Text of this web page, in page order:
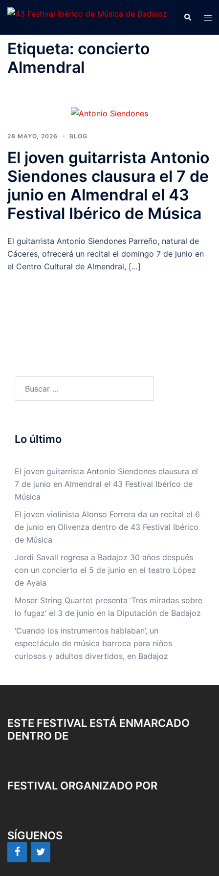
Saltar
Buscar
Etiqueta: concierto
Almendral
28 MAYO, 2026 BLOG
El joven guitarrista Antonio
Siendones clausura el 7 de
junio en Almendral el 43
Festival Ibérico de Música
El guitarrista Antonio Siendones Parreño, natural de
Cáceres, ofrecerá un recital el domingo 7 de junio en
el Centro Cultural de Almendral, […]
Lo último
El joven guitarrista Antonio Siendones clausura el
7 de junio en Almendral el 43 Festival Ibérico de
Música
El joven violinista Alonso Ferrera da un recital el 6
de junio en Olivenza dentro de 43 Festival Ibérico
de Música
Jordi Savall regresa a Badajoz 30 años después
con un concierto el 5 de junio en el teatro López
de Ayala
Moser String Quartet presenta ‘Tres miradas sobre
lo fugaz’ el 3 de junio en la Diputación de Badajoz
‘Cuando los instrumentos hablaban’, un
espectáculo de música barroca para niños
curiosos y adultos divertidos, en Badajoz
ESTE FESTIVAL ESTÁ ENMARCADO
DENTRO DE
FESTIVAL ORGANIZADO POR
SÍGUENOS